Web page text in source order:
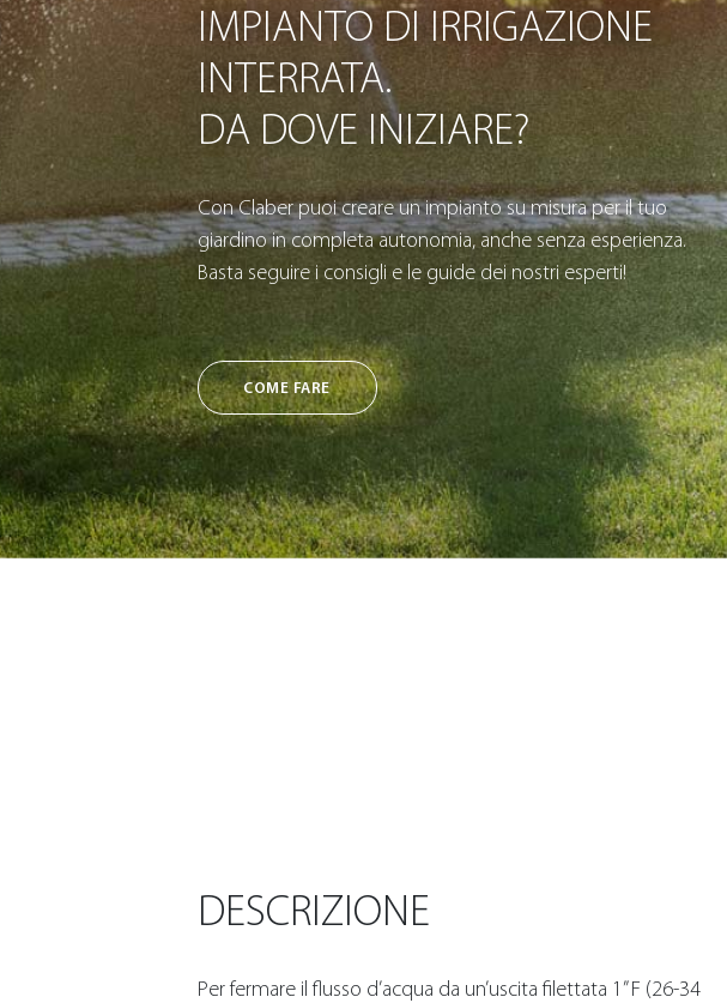
IMPIANTO DI IRRIGAZIONE
INTERRATA.
DA DOVE INIZIARE?
Con Claber puoi creare un impianto su misura per il tuo
giardino in completa autonomia, anche senza esperienza.
Basta seguire i consigli e le guide dei nostri esperti!
COME FARE
DESCRIZIONE
Per fermare il flusso d’acqua da un’uscita filettata 1” F (26-34